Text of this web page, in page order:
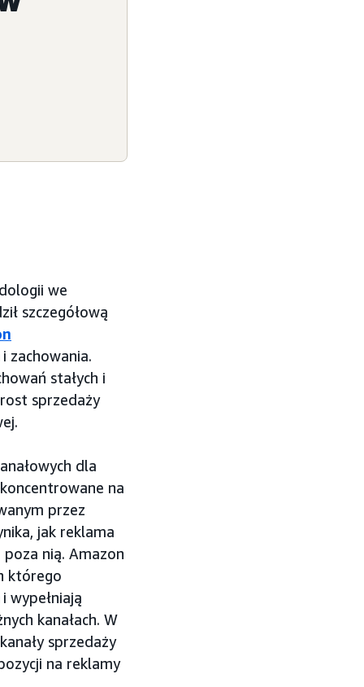
we
szczegółową
zachowania.
stałych i
sprzedaży
dla
na
przez
jak reklama
nią. Amazon
którego
wypełniają
kanałach. W
sprzedaży
na reklamy